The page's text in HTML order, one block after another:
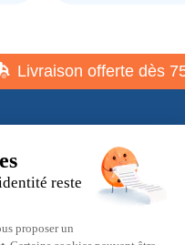
Livraison offerte dès 75